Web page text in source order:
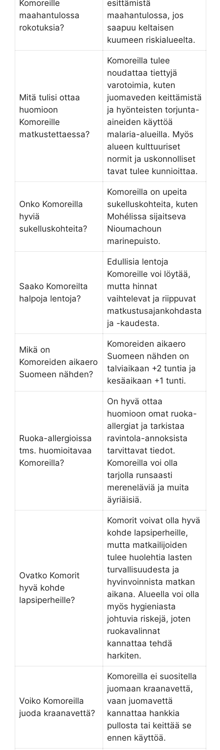
Komoreille
maahantulossa
rokotuksia?
esittämistä
maahantulossa, jos
saapuu keltaisen
kuumeen riskialueelta.
Mitä tulisi ottaa
huomioon
Komoreille
matkustettaessa?
Komoreilla tulee
noudattaa tiettyjä
varotoimia, kuten
juomaveden keittämistä
ja hyönteisten torjunta-
aineiden käyttöä
malaria-alueilla. Myös
alueen kulttuuriset
normit ja uskonnolliset
tavat tulee kunnioittaa.
Onko Komoreilla
hyviä
sukelluskohteita?
Komoreilla on upeita
sukelluskohteita, kuten
Mohélissa sijaitseva
Nioumachoun
marinepuisto.
Saako Komoreilta
halpoja lentoja?
Edullisia lentoja
Komoreille voi löytää,
mutta hinnat
vaihtelevat ja riippuvat
matkustusajankohdasta
ja -kaudesta.
Mikä on
Komoreiden aikaero
Suomeen nähden?
Komoreiden aikaero
Suomeen nähden on
talviaikaan +2 tuntia ja
kesäaikaan +1 tunti.
Ruoka-allergioissa
tms. huomioitavaa
Komoreilla?
On hyvä ottaa
huomioon omat ruoka-
allergiat ja tarkistaa
ravintola-annoksista
tarvittavat tiedot.
Komoreilla voi olla
tarjolla runsaasti
mereneläviä ja muita
äyriäisiä.
Ovatko Komorit
hyvä kohde
lapsiperheille?
Komorit voivat olla hyvä
kohde lapsiperheille,
mutta matkailijoiden
tulee huolehtia lasten
turvallisuudesta ja
hyvinvoinnista matkan
aikana. Alueella voi olla
myös hygieniasta
johtuvia riskejä, joten
ruokavalinnat
kannattaa tehdä
harkiten.
Voiko Komoreilla
juoda kraanavettä?
Komoreilla ei suositella
juomaan kraanavettä,
vaan juomavettä
kannattaa hankkia
pullosta tai keittää se
ennen käyttöä.